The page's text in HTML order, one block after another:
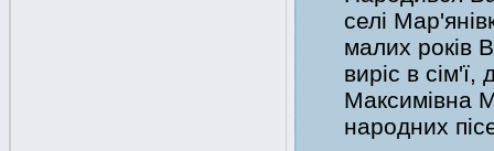
селі
малих років
виріс в
Максимівна
народних